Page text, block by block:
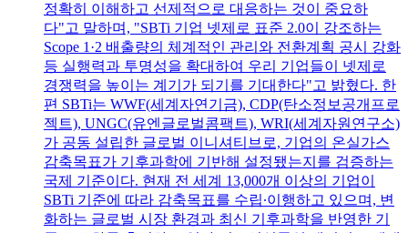
정확히 이해하고 선제적으로 대응하는 것이 중요하
다"고 말하며, "SBTi 기업 넷제로 표준 2.0이 강조하는
Scope 1·2 배출량의 체계적인 관리와 전환계획 공시 강화
등 실행력과 투명성을 확대하여 우리 기업들이 넷제로
경쟁력을 높이는 계기가 되기를 기대한다"고 밝혔다. 한
편 SBTi는 WWF(세계자연기금), CDP(탄소정보공개프로
젝트), UNGC(유엔글로벌콤팩트), WRI(세계자원연구소)
가 공동 설립한 글로벌 이니셔티브로, 기업의 온실가스
감축목표가 기후과학에 기반해 설정됐는지를 검증하는
국제 기준이다. 현재 전 세계 13,000개 이상의 기업이
SBTi 기준에 따라 감축목표를 수립∙이행하고 있으며, 변
화하는 글로벌 시장 환경과 최신 기후과학을 반영한 기